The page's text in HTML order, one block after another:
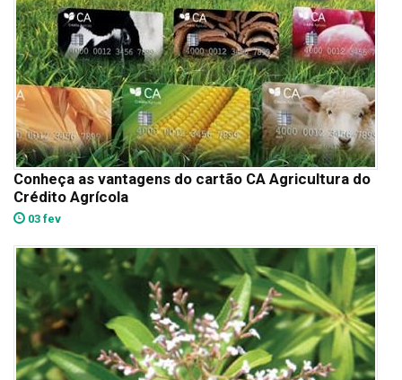
Conheça as vantagens do cartão CA Agricultura do
Crédito Agrícola
03 fev